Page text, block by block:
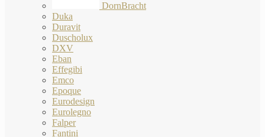
DornBracht
Duka
Duravit
Duscholux
DXV
Eban
Effegibi
Emco
Epoque
Eurodesign
Eurolegno
Falper
Fantini